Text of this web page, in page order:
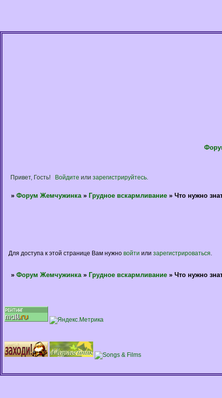
Привет, Гость! Войдите или зарегистрируйтесь.
» Форум Жемчужинка » Грудное вскармливание » Что нужно
Для доступа к этой странице Вам нужно войти или зарегистрироваться
» Форум Жемчужинка » Грудное вскармливание » Что нужно